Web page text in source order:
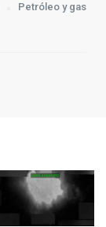
Petróleo y gas